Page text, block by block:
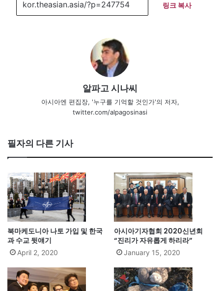
링크 복사
알파고 시나씨
아시아엔 편집장, '누구를 기억할 것인가'의 저자,
twitter.com/alpagosinasi
필자의 다른 기사
북마케도니아 나토 가입 및 한국
과 수교 뒷얘기
April 2, 2020
아시아기자협회 2020신년회
“진리가 자유롭게 하리라”
January 15, 2020